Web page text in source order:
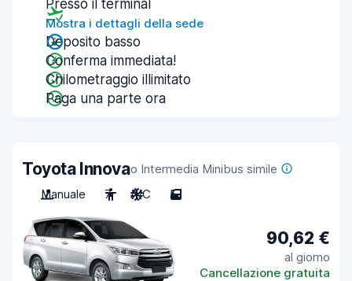
Presso il terminal
Mostra i dettagli della sede
Deposito basso
Conferma immediata!
Chilometraggio illimitato
Paga una parte ora
Toyota Innovao Intermedia Minibus simile
Manuale
7 A/C 5
90,62 €
al giorno
Cancellazione gratuita